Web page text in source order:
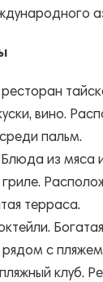
вино.
пальм.
из мяса
терраса.
с
клуб.